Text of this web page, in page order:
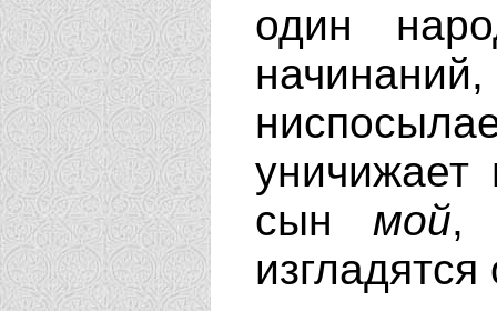
один
сын мой,